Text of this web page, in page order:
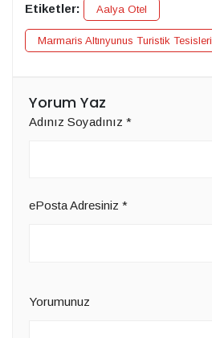
Etiketler: Aalya Otel
Marmaris Altınyunus Turistik Tesisleri
Yorum Yaz
Adınız Soyadınız *
ePosta Adresiniz *
Yorumunuz